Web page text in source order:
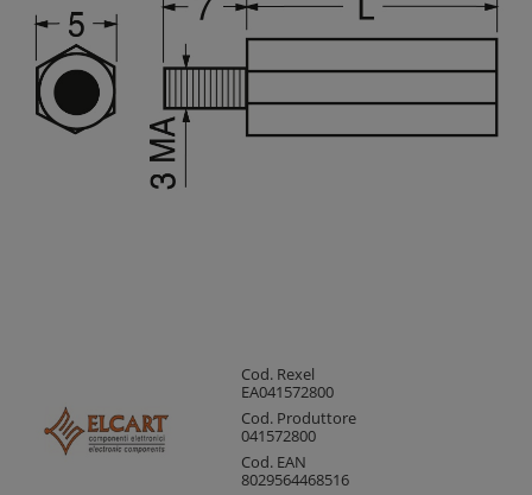
Cod. Rexel
EA041572800
Cod. Produttore
041572800
Cod. EAN
8029564468516